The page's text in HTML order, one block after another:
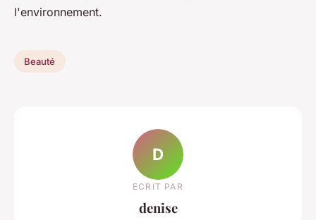
l'environnement.
Beauté
D
ECRIT PAR
denise